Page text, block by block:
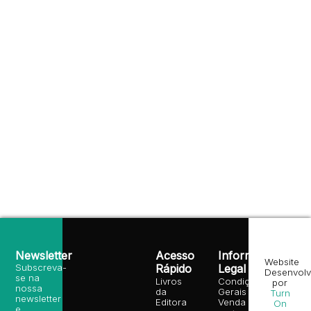
Acesso
Rápido
Livros
da
Editora
Informação
Legal
Condições
Gerais de
Venda
Newsletter
Subscreva-
se na
nossa
newsletter
e
Website
por
Turn
On